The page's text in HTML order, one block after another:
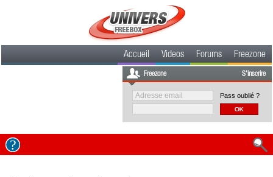
Accueil Videos Forums Freezone
Freezone S'inscrire
Pass oublié ?